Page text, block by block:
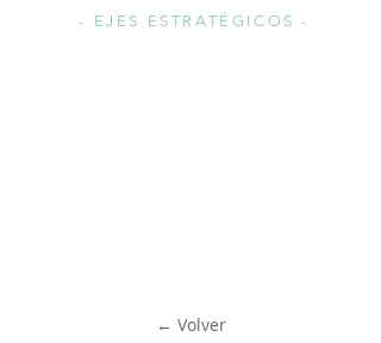
- EJES ESTRATÉGICOS -
← Volver